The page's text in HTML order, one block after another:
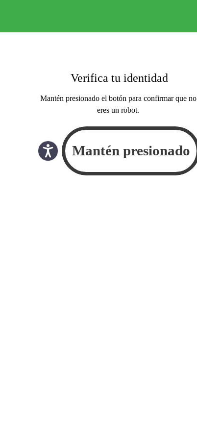
Verifica tu identidad
Mantén presionado el botón para confirmar que no
eres un robot.